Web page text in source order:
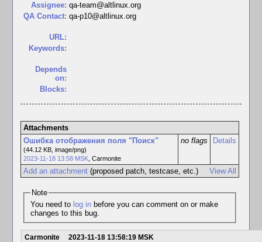
Assignee: qa-team@altlinux.org
QA Contact: qa-p10@altlinux.org
URL:
Keywords:
Depends
on:
Blocks:
Attachments
Ошибка отображения поля "Поиск"
(44.12 KB, image/png)
2023-11-18 13:58 MSK, Carmonite
no flags Details
View All
Add an attachment(proposed patch, testcase, etc.)
Note
You need to log inbefore you can comment on or make
changes to this bug.
Carmonite 2023-11-18 13:58:19 MSK